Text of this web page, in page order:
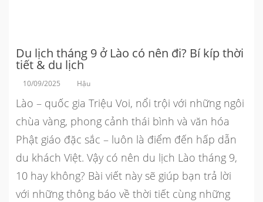
Du lịch tháng 9 ở Lào có nên đi? Bí kíp thời
tiết & du lịch
10/09/2025 Hậu
Lào – quốc gia Triệu Voi, nổi trội với những ngôi
chùa vàng, phong cảnh thái bình và văn hóa
Phật giáo đặc sắc – luôn là điểm đến hấp dẫn
du khách Việt. Vậy có nên du lịch Lào tháng 9,
10 hay không? Bài viết này sẽ giúp bạn trả lời
với những thông báo về thời tiết cùng những